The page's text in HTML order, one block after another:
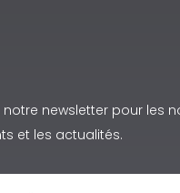
notre newsletter pour les
et les actualités.